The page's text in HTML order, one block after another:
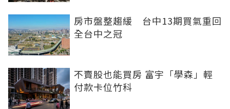
房市盤整趨緩 台中13期買氣重回
全台中之冠
不賣股也能買房 富宇「學森」輕
付款卡位竹科